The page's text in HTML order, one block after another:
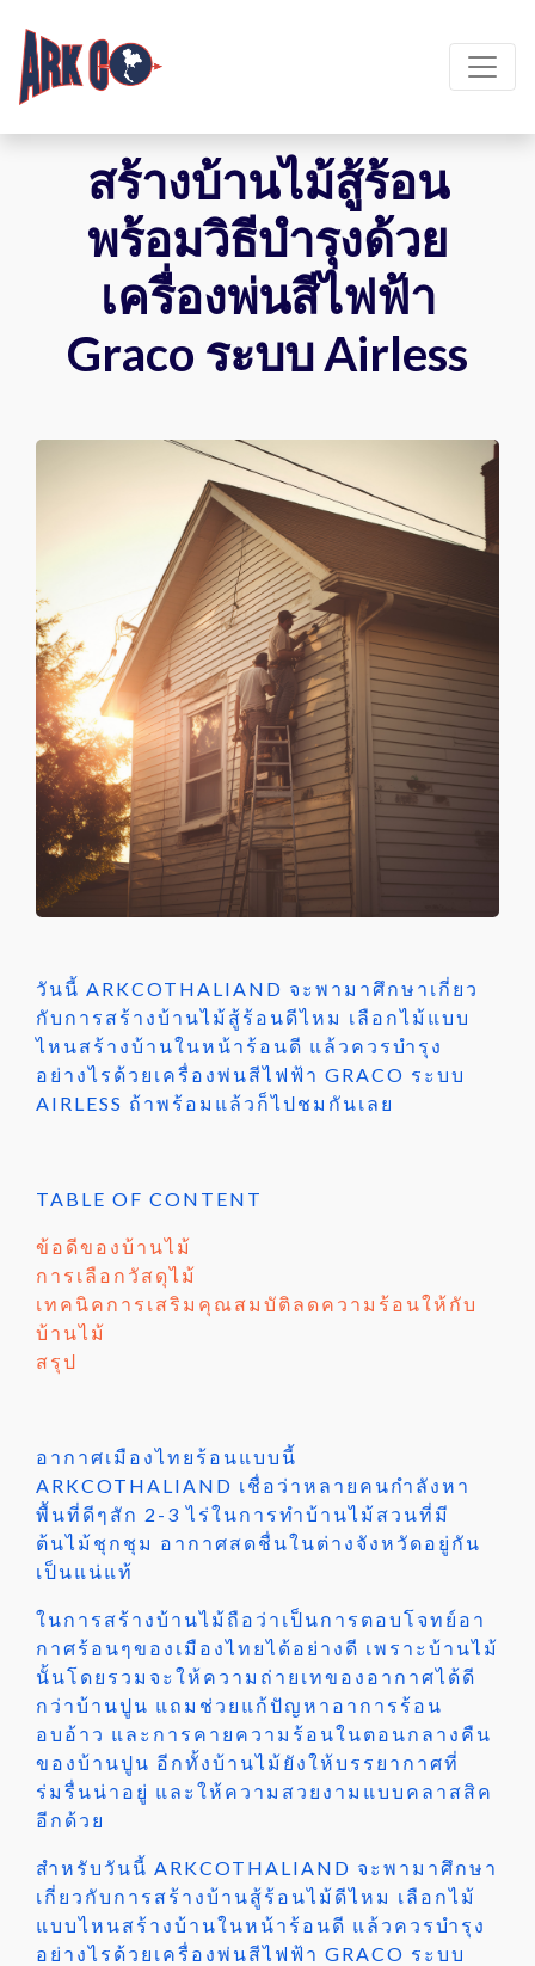
สร้างบ้านไม้สู้ร้อน
พร้อมวิธีบำรุงด้วย
เครื่องพ่นสีไฟฟ้า
Graco ระบบ Airless
วันนี้ ARKCOTHALIAND จะพามาศึกษาเกี่ยว
กับการสร้างบ้านไม้สู้ร้อนดีไหม เลือกไม้แบบ
ไหนสร้างบ้านในหน้าร้อนดี แล้วควรบำรุง
อย่างไรด้วยเครื่องพ่นสีไฟฟ้า GRACO ระบบ
AIRLESS ถ้าพร้อมแล้วก็ไปชมกันเลย
TABLE OF CONTENT
ข้อดีของบ้านไม้
การเลือกวัสดุไม้
เทคนิคการเสริมคุณสมบัติลดความร้อนให้กับ
บ้านไม้
สรุป
อากาศเมืองไทยร้อนแบบนี้
ARKCOTHALIAND เชื่อว่าหลายคนกำลังหา
พื้นที่ดีๆสัก 2-3 ไร่ในการทำบ้านไม้สวนที่มี
ต้นไม้ชุกชุม อากาศสดชื่นในต่างจังหวัดอยู่กัน
เป็นแน่แท้
ในการสร้างบ้านไม้ถือว่าเป็นการตอบโจทย์อา
กาศร้อนๆของเมืองไทยได้อย่างดี เพราะบ้านไม้
นั้นโดยรวมจะให้ความถ่ายเทของอากาศได้ดี
กว่าบ้านปูน แถม ช่วยแก้ปัญหาอาการร้อน
อบอ้าว และการคายความร้อนในตอนกลางคืน
ของบ้านปูน อีกทั้งบ้านไม้ยังให้บรรยากาศที่
ร่มรื่นน่าอยู่ และให้ความสวยงามแบบคลาสสิค
อีกด้วย
สำหรับวันนี้ ARKCOTHALIAND จะพามาศึกษา
เกี่ยวกับการสร้างบ้านสู้ร้อนไม้ดีไหม เลือกไม้
แบบไหนสร้างบ้านในหน้าร้อนดี แล้วควรบำรุง
อย่างไรด้วยเครื่องพ่นสีไฟฟ้า GRACO ระบบ